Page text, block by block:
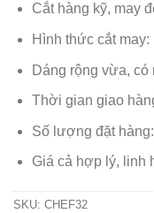
Cắt hàng kỹ, may
Hình thức cắt may:
Dáng rộng vừa,
Thời gian giao
Số lượng đặt
Giá cả hợp lý, linh
SKU: CHEF32